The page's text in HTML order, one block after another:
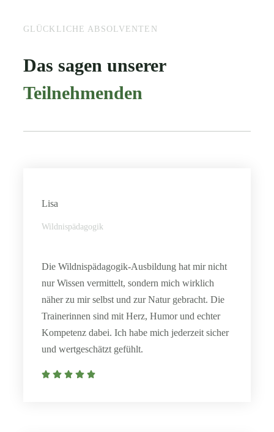
GLÜCKLICHE ABSOLVENTEN
Das sagen unserer
Teilnehmenden
Lisa
Wildnispädagogik
Die Wildnispädagogik-Ausbildung hat mir nicht
nur Wissen vermittelt, sondern mich wirklich
näher zu mir selbst und zur Natur gebracht. Die
Trainerinnen sind mit Herz, Humor und echter
Kompetenz dabei. Ich habe mich jederzeit sicher
und wertgeschätzt gefühlt.